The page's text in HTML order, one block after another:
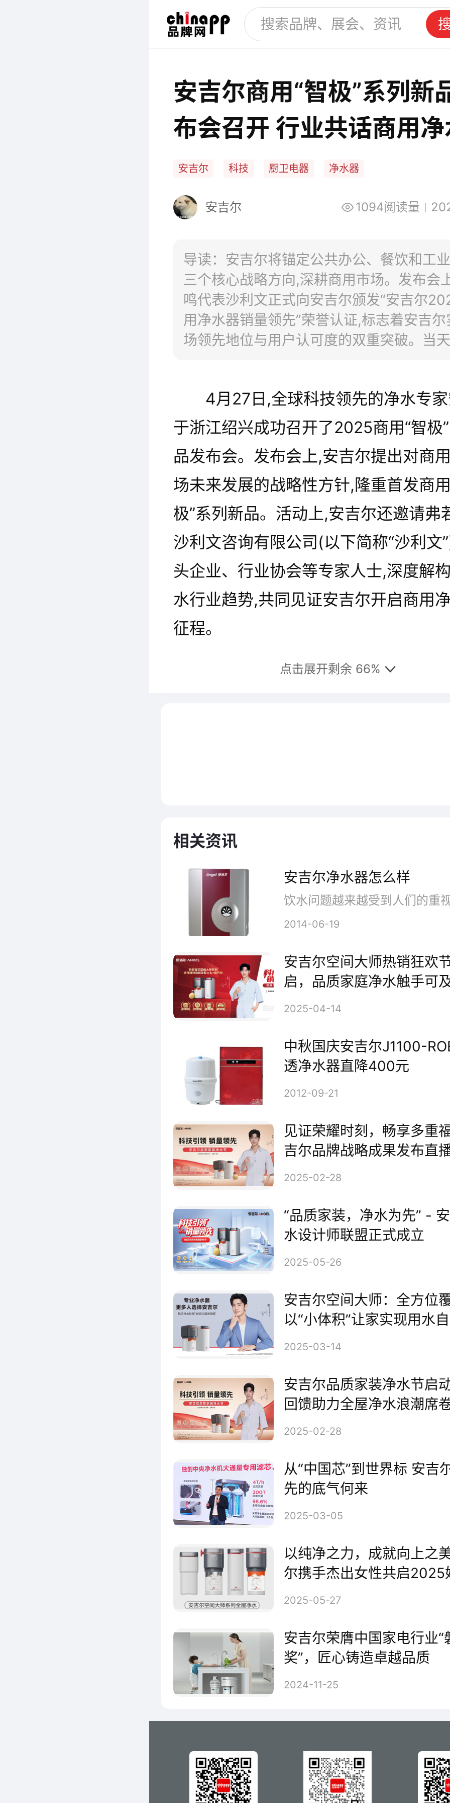
安吉尔商用“智极”系列新
布会召开 行业共话商用净
来
安吉尔 科技 厨卫电器 净水器
安吉尔 1094阅读量
导读：安吉尔将锚定公共办公、餐饮和工
三个核心战略方向,深耕商用市场。发布会
鸣代表沙利文正式向安吉尔颁发“安吉尔
用净水器销量领先”荣誉认证,标志着安吉尔
场领先地位与用户认可度的双重突破。当
安吉尔环境科技智慧园举行下线仪式,意味
商用解决方案正式从蓝图走向规模化落地。
4月27日,全球科技领先的净水专
于浙江绍兴成功召开了2025商用“智极
品发布会。发布会上,安吉尔提出对商
场未来发展的战略性方针,隆重首发商
极”系列新品。活动上,安吉尔还邀请弗
沙利文咨询有限公司(以下简称“沙利文
头企业、行业协会等专家人士,深度解
水行业趋势,共同见证安吉尔开启商用
征程。
科技引领行业发展 安吉尔剑指商用
亿蓝海
发布会现场,安吉尔集团董事长兼
回顾了安吉尔37年净水之路的发展历程,
为导向,科技引领净水行业发展。从
制生产的第一台净水器,到今天掌握净水
科技,安吉尔连续3年实现净水行业销量
孔那指出,商用净水黄金时代已经
是一场机遇与挑战并存的行业变革。安
锚定公共办公、餐饮和工业医疗三个核
方向,深耕商用市场。从守护家庭健康的
家,到赋能商用场景的行业革新者,未来
将以科技创新为驱动,锻造新质生产力,
以专业化净水解决方案,重塑行业增
式,携手合作伙伴全力抢占商用净水的
海,引领未来商用净水的发展。
“横向对比其他发达国家,中国商用
的渗透率只有23%,与发达国家人均有4
这将是一个巨大的蓝海市场。”沙利文
朱一鸣指出,随着IoT技术不断成熟,净水
点击展开剩余 66%
相关资讯
安吉尔净水器怎么样
2014-06-19
安吉尔空间大师热销狂欢
启，品质家庭净水触手可
2025-04-14
中秋国庆安吉尔J1100-
透净水器直降400元
2012-09-21
见证荣耀时刻，畅享多重
吉尔品牌战略成果发布直
幕
2025-02-28
“品质家装，净水为先” -
水设计师联盟正式成立
2025-05-26
安吉尔空间大师：全方位覆
以“小体积”让家实现用水
2025-03-14
安吉尔品质家装净水节启
回馈助力全屋净水浪潮席
2025-02-28
从“中国芯”到世界标 安吉
先的底气何来
2025-03-05
以纯净之力，成就向上之
尔携手杰出女性共启2025
划
2025-05-27
安吉尔荣膺中国家电行业“
奖”，匠心铸造卓越品质
2024-11-25